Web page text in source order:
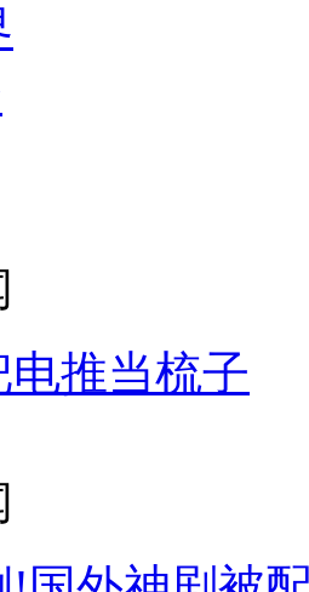
电推当梳子